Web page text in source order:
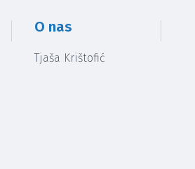
O nas
Tjaša Krištofić